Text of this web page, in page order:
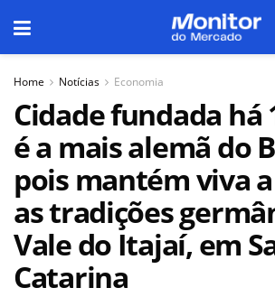
Home Notícias Economia
Cidade fundada há
é a mais alemã do
pois mantém viva
as tradições
Vale do Itajaí, em
Catarina